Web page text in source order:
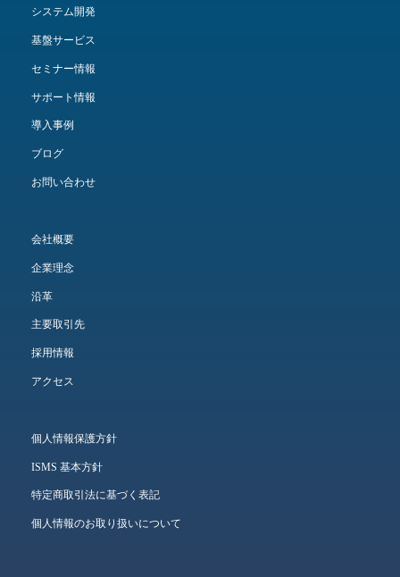
システム開発
基盤サービス
セミナー情報
サポート情報
導入事例
ブログ
お問い合わせ
会社概要
企業理念
沿革
主要取引先
採用情報
アクセス
個人情報保護方針
ISMS 基本方針
特定商取引法に基づく表記
個人情報のお取り扱いについて